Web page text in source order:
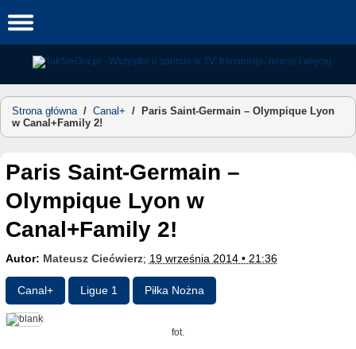
to
Strona główna/ Canal+ /
Paris Saint-Germain – Olympique Lyon
w Canal+Family 2!
Paris Saint-Germain –
Olympique Lyon w
Canal+Family 2!
Autor: Mateusz Ciećwierz; 19 września 2014 • 21:36
Canal+ Ligue 1 Piłka Nożna
fot.